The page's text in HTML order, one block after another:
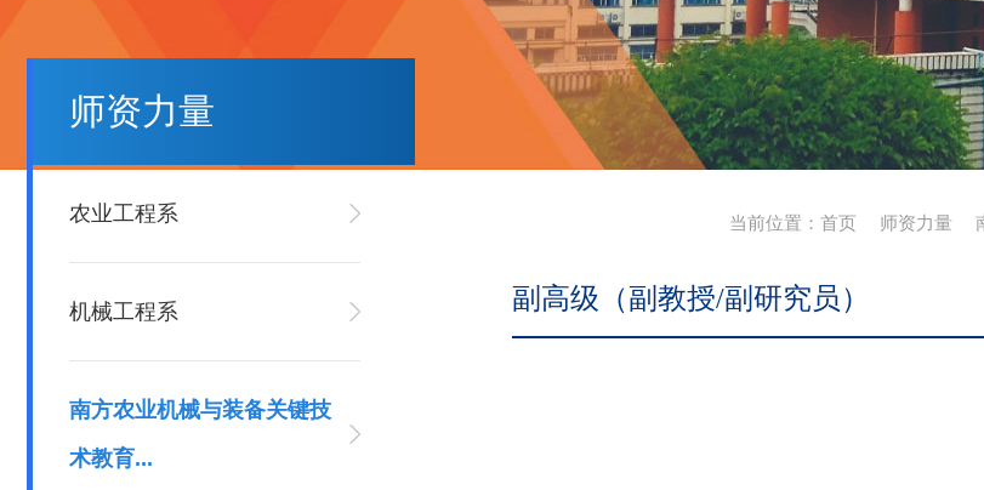
师资力量
农业工程系
机械工程系
南方农业机械与装备关键技
术教育...
当前位置： 首页 师资力量
副高级（副教授/副研究员）